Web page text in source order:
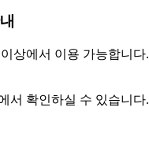
상에서 이용 가능합니다.
서 확인하실 수 있습니다.